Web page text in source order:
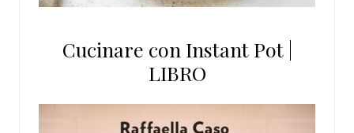
Cucinare con Instant Pot |
LIBRO